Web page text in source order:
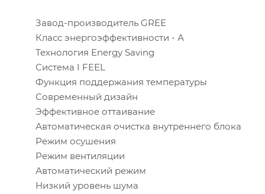
Завод-производитель GREE
Класс энергоэффективности - А
Технология Energy Saving
Система I FEEL
Функция поддержания температуры
Современный дизайн
Эффективное оттаивание
Автоматическая очистка внутреннего блока
Режим осушения
Режим вентиляции
Автоматический режим
Низкий уровень шума
Высота